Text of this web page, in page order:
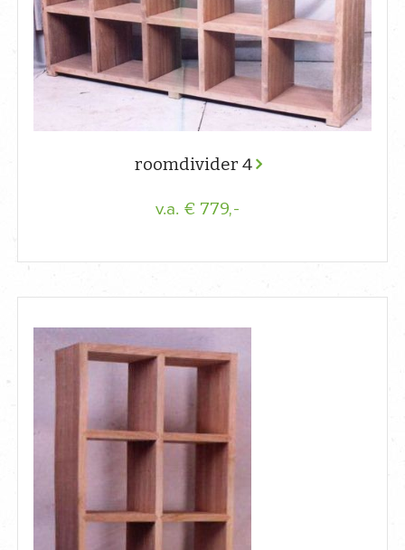
roomdivider 4
v.a. € 779,-